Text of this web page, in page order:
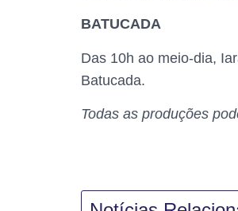
BATUCADA
Das 10h ao meio-dia,
Batucada.
Todas as produções